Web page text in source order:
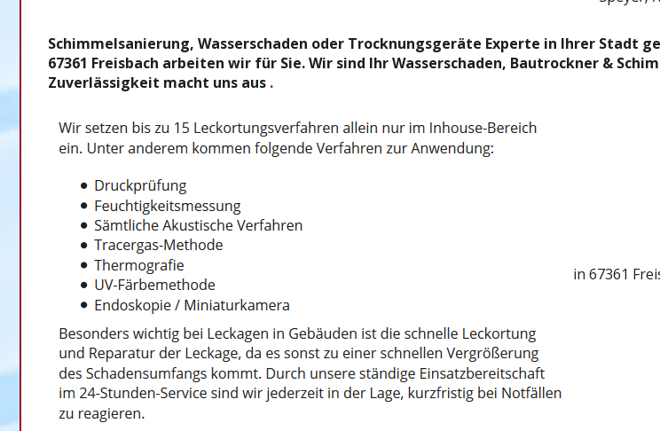
Schimmelsanierung, Wasserschaden oder Trocknungsgeräte Experte in Ihrer Stadt
67361 Freisbach arbeiten wir für Sie. Wir sind Ihr Wasserschaden, Bautrockner &
Zuverlässigkeit macht uns aus .
in 67361